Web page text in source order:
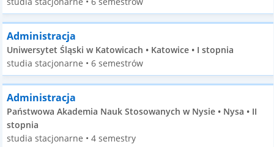
Administracja
Uniwersytet Śląski w Katowicach • Katowice • I stopnia
studia stacjonarne • 6 semestrów
Administracja
Państwowa Akademia Nauk Stosowanych w Nysie • Nysa • II
stopnia
studia stacjonarne • 4 semestry